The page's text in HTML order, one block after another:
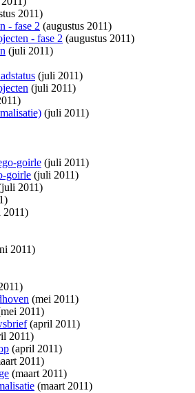
2011)
- fase 2 (augustus 2011)
- fase 2 (augustus 2011)
(juli 2011)
(juli 2011)
(juli 2011)
(juli 2011)
goirle (juli 2011)
goirle (juli 2011)
2011)
2011)
2011)
(mei 2011)
2011)
(april 2011)
2011)
(april 2011)
2011)
(maart 2011)
(maart 2011)